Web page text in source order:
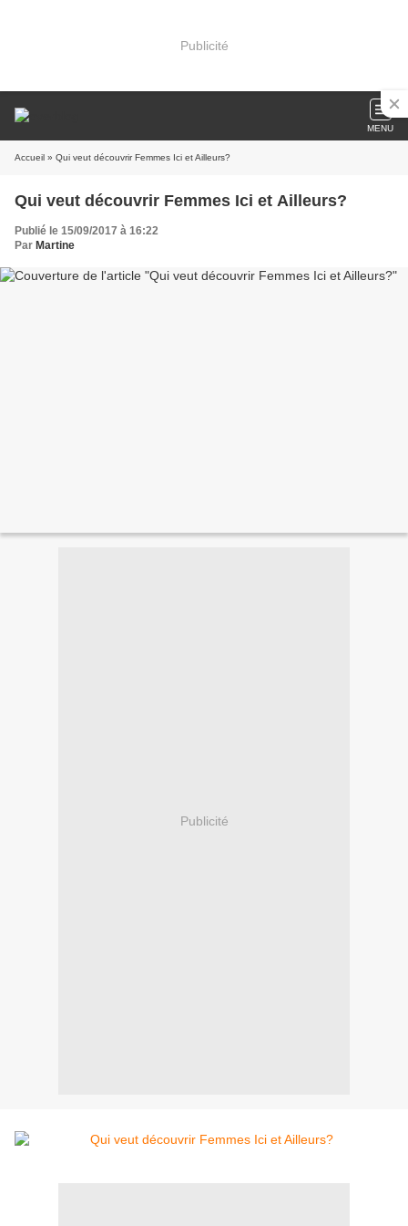
Publicité
MENU
Accueil » Qui veut découvrir Femmes Ici et Ailleurs?
Qui veut découvrir Femmes Ici et Ailleurs?
Publié le 15/09/2017 à 16:22
Par Martine
Publicité